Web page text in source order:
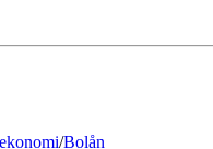
/Bolån